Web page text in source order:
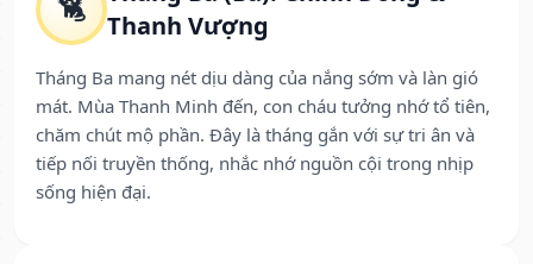
Thanh Vượng
Tháng Ba mang nét dịu dàng của nắng sớm và làn gió
mát. Mùa Thanh Minh đến, con cháu tưởng nhớ tổ tiên,
chăm chút mộ phần. Đây là tháng gắn với sự tri ân và
tiếp nối truyền thống, nhắc nhớ nguồn cội trong nhịp
sống hiện đại.